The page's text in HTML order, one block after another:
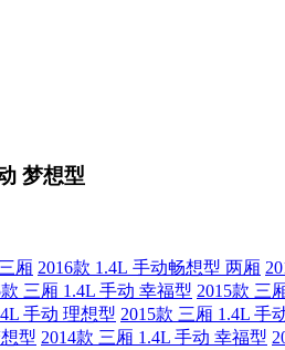
梦想型
厢 2016款 1.4L 手动畅想型 两厢
款 三厢 1.4L 手动 幸福型 2015款 三
手动 理想型 2015款 三厢 1.4L 手
型 2014款 三厢 1.4L 手动 幸福型